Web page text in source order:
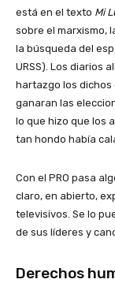
está en el texto Mi
sobre el marxismo,
la búsqueda del
URSS). Los diarios
hartazgo los dichos
ganaran las
lo que hizo que los
tan hondo había
Con el PRO pasa
claro, en abierto,
televisivos. Se lo
de sus líderes y
Derechos